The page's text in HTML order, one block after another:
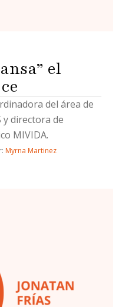
el
del área de
y directora de
MIVIDA.
Myrna Martinez